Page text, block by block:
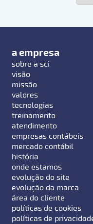
a empresa
sobre a sci
visão
missão
valores
tecnologias
treinamento
atendimento
empresas contábeis
mercado contábil
história
onde estamos
evolução do site
evolução da marca
área do cliente
políticas de cookies
políticas de